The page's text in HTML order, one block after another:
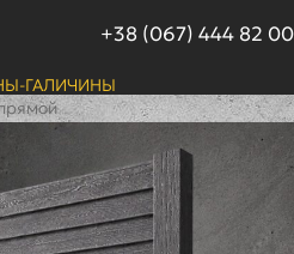
+38 (067) 444 82 00
ГАЛИЧИНЫ